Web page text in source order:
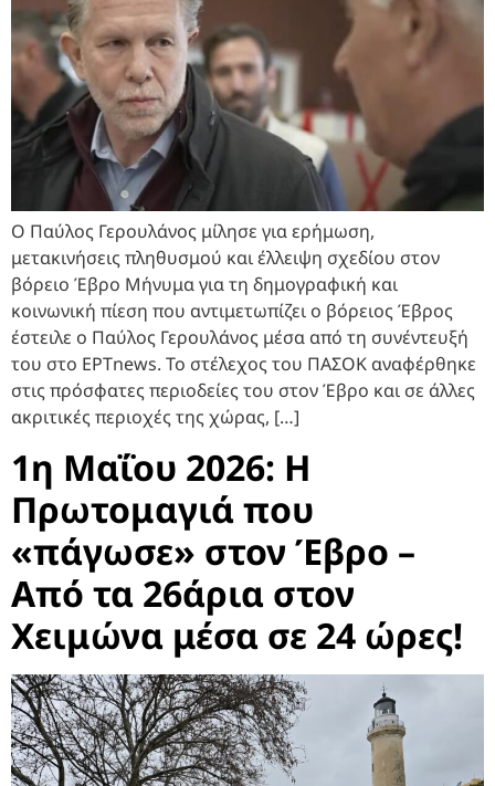
Ο Παύλος Γερουλάνος μίλησε για ερήμωση,
μετακινήσεις πληθυσμού και έλλειψη σχεδίου στον
βόρειο Έβρο Μήνυμα για τη δημογραφική και
κοινωνική πίεση που αντιμετωπίζει ο βόρειος Έβρος
έστειλε ο Παύλος Γερουλάνος μέσα από τη συνέντευξή
του στο ΕΡΤnews. Το στέλεχος του ΠΑΣΟΚ αναφέρθηκε
στις πρόσφατες περιοδείες του στον Έβρο και σε άλλες
ακριτικές περιοχές της χώρας, […]
1η Μαΐου 2026: Η
Πρωτομαγιά που
«πάγωσε» στον Έβρο –
Από τα 26άρια στον
Χειμώνα μέσα σε 24 ώρες!